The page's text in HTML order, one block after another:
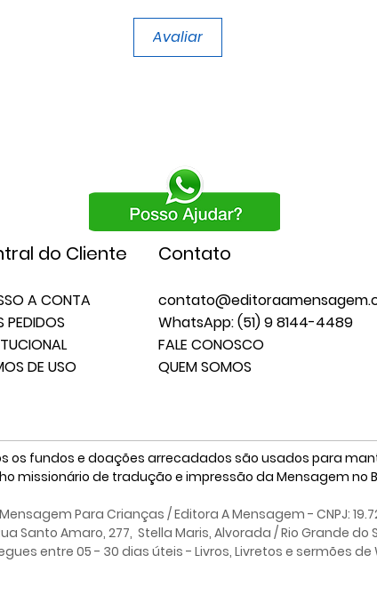
Avaliar
do Cliente
A CONTA
PEDIDOS
DE USO
Contato
WhatsApp: (51) 9 8144-4489
FALE CONOSCO
QUEM SOMOS
os fundos e doações arrecadados são usados para
missionário de tradução e impressão da Mensagem no
Para Crianças / Editora A Mensagem - CNPJ:
Santo Amaro, 277, Stella Maris, Alvorada / Rio Grande do
entre 05 - 30 dias úteis - Livros, Livretos e sermões